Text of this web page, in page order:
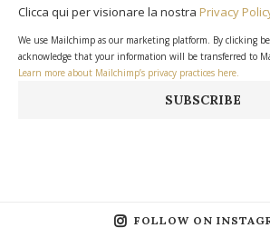
Clicca qui per visionare la nostra Privacy
We use Mailchimp as our marketing platform. By clicking
acknowledge that your information will be transferred to
Learn more about Mailchimp’s privacy practices here.
FOLLOW ON